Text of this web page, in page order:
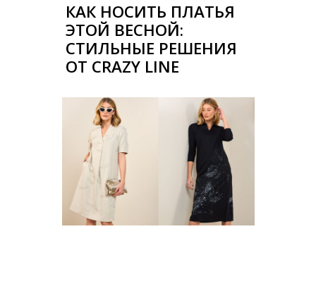
КАК НОСИТЬ ПЛАТЬЯ
ЭТОЙ ВЕСНОЙ:
СТИЛЬНЫЕ РЕШЕНИЯ
ОТ CRAZY LINE